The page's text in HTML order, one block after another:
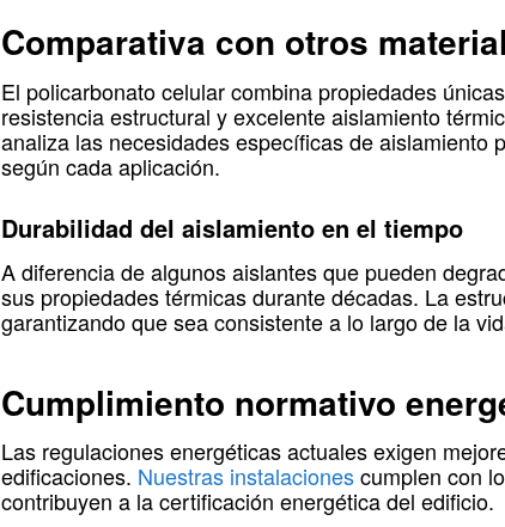
Comparativa con otros
El policarbonato celular combina propiedades
resistencia estructural y excelente aislamiento
analiza las necesidades específicas de aislamiento
según cada aplicación.
Durabilidad del aislamiento en el tiempo
A diferencia de algunos aislantes que pueden
sus propiedades térmicas durante décadas. La
garantizando que sea consistente a lo largo de la
Cumplimiento normativo
Las regulaciones energéticas actuales exigen
edificaciones. Nuestras instalacionescumplen con
contribuyen a la certificación energética del edificio.